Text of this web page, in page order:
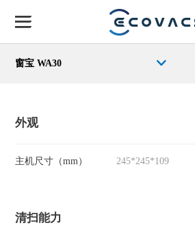
窗宝 WA30
外观
主机尺寸（mm） 245*245*109
清扫能力